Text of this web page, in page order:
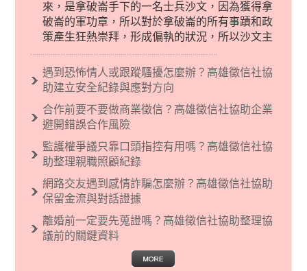
來，是拿破崙手下的一名士兵沙文，因為獲得拿
破崙的軍功章，所以對於拿破崙的所有事蹟和政
策產生狂熱崇拜，形成偏執的狀況，所以沙文主
義後來就被拿來暗指偏見和歧視，而且有沙文主
義傾向的人，通常對於自己的國家和民族有超強
烈的卓越感，因而瞧不起其他國家的人，所以沙
現了男性沙文…
遇到恐怖情人或跟蹤騷擾怎麼辦？高雄徵信社協
助建立安全紀錄與應對方向
合作前要不要做商業徵信？高雄徵信社協助企業
避開錯誤合作風險
監護權爭議只靠口頭指控有用嗎？高雄徵信社協
助整理親職照顧紀錄
網路交友遇到感情詐騙怎麼辦？高雄徵信社協助
保留金流與對話證據
離婚前一定要先蒐證嗎？高雄徵信社協助整理協
議前的關鍵資料